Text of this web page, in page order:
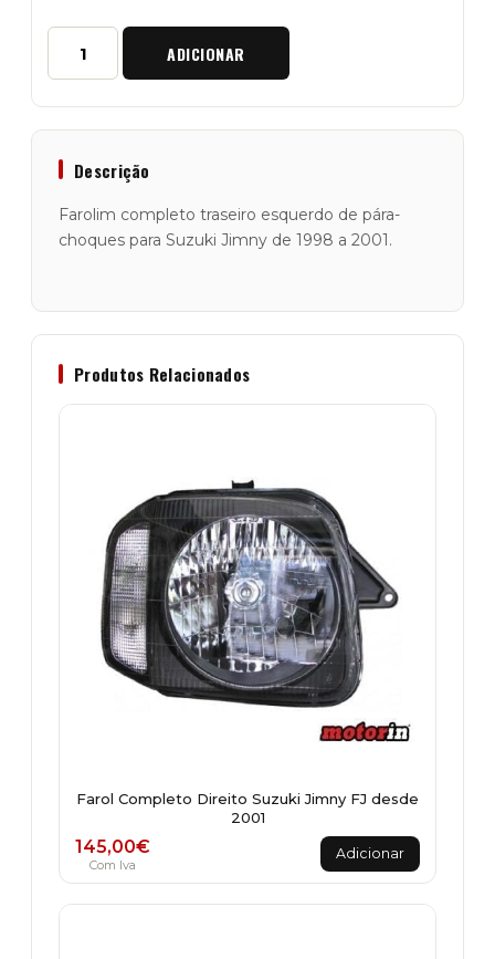
Quantidade
Farolim
Jimny
de
98
2001
ADICIONAR
Descrição
Farolim completo traseiro esquerdo de pára-
choques para Suzuki Jimny de 1998 a 2001.
Produtos Relacionados
Farol Completo Direito Suzuki Jimny FJ desde
2001
145,00€
Com Iva
Adicionar